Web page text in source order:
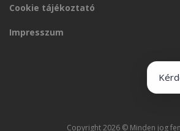
Cookie tájékoztató
Impresszum
Copyright 2026 © Minden jog